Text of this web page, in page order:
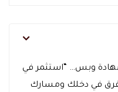
وبس… “استثمر في
في دخلك ومسارك